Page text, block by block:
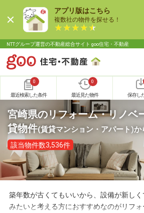
アプリ版はこちら
複数社の物件を探せる！
NTTグループ運営の不動産総合サイト goo住宅・不動産
0
最近検索した条件
0
最近見た物件 保存し
宮崎県のリフォーム・リノベ
貸物件(賃貸マンション・アパート)か
該当物件数3,536件
築年数が古くてもいいから、設備が新し
みたいと考える方におすすめなのがリフ